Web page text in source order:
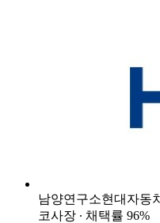
남양연구소현대자동
코사장 ∙ 채택률 96%